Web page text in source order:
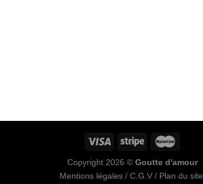
Copyright 2026 © Goutte d'amour
Mentions légales/ C.G.V/ Plan du site